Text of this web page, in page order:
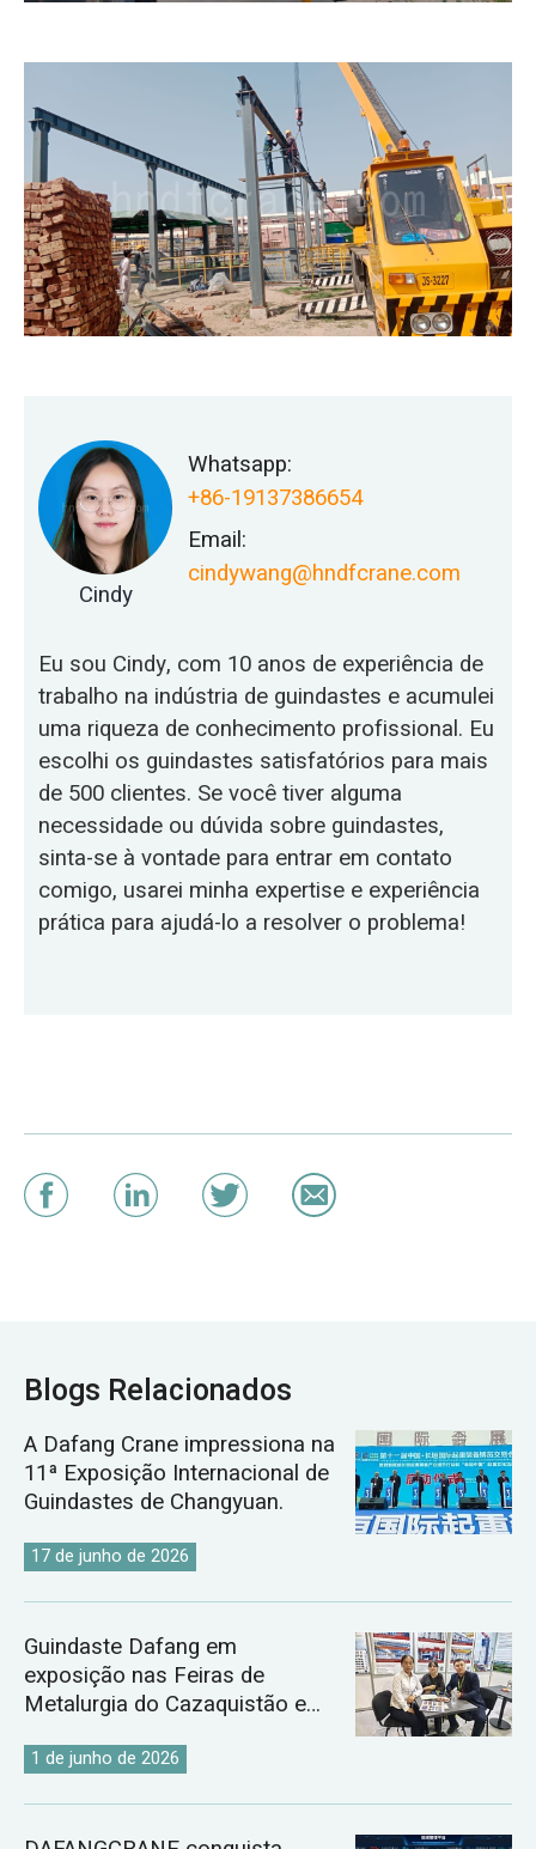
Cindy
Whatsapp:
+86-19137386654
Email:
cindywang@hndfcrane.com
Eu sou Cindy, com 10 anos de experiência de
trabalho na indústria de guindastes e acumulei
uma riqueza de conhecimento profissional. Eu
escolhi os guindastes satisfatórios para mais
de 500 clientes. Se você tiver alguma
necessidade ou dúvida sobre guindastes,
sinta-se à vontade para entrar em contato
comigo, usarei minha expertise e experiência
prática para ajudá-lo a resolver o problema!
Blogs Relacionados
A Dafang Crane impressiona na
11ª Exposição Internacional de
Guindastes de Changyuan.
17 de junho de 2026
Guindaste Dafang em
exposição nas Feiras de
Metalurgia do Cazaquistão e
1 de junho de 2026